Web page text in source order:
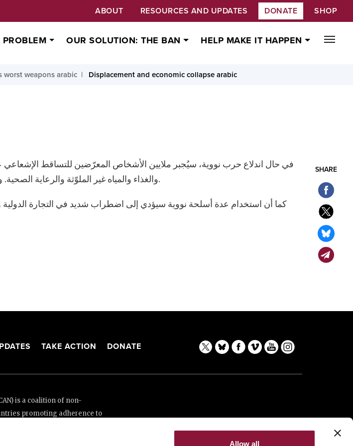
Allow all
ABOUT RESOURCES AND UPDATES DONATE SHOP
OUR SOLUTION: THE BAN HELP MAKE IT HAPPEN
worst weapons arabic Displacement and economic collapse arabic
SHARE
في حال اندلاع حرب نووية، سيُجبر ملايين الأشخاص المعرّضين للتساقط
والغذاء والمياه غير الملوّثة والرعاية الصحية. وسيكون عدد الأشخاص الساعين إلى اللجوء غير مسبوق في تاريخ البشرية.
كما أن استخدام عدة أسلحة نووية سيؤدي إلى اضطراب شديد في التجارة
TAKE ACTION DONATE
is a coalition of non-
promoting adherence to
of New Zealand and Swiss